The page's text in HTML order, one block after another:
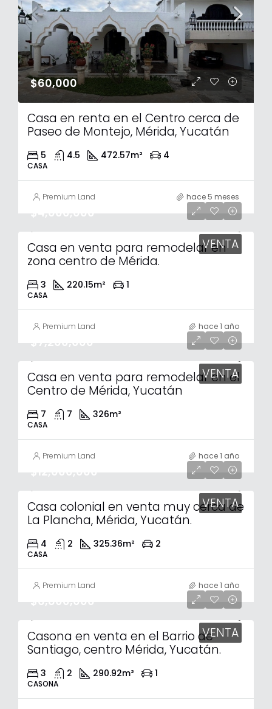
$60,000
Casa en renta en el Centro cerca de
Paseo de Montejo, Mérida, Yucatán
5 4.5 472.57m² 4
CASA
Premium Land hace 5 meses
VENTA
$4,000,000
Casa en venta para remodelar en
zona centro de Mérida.
3 220.15m² 1
CASA
Premium Land hace 1 año
VENTA
$7,200,000
Casa en venta para remodelar en el
Centro de Mérida, Yucatán
7 7 326m²
CASA
Premium Land hace 1 año
VENTA
$12,000,000
Casa colonial en venta muy cerca de
La Plancha, Mérida, Yucatán.
4 2 325.36m² 2
CASA
Premium Land hace 1 año
VENTA
$6,800,000
Casona en venta en el Barrio de
Santiago, centro Mérida, Yucatán.
3 2 290.92m² 1
CASONA